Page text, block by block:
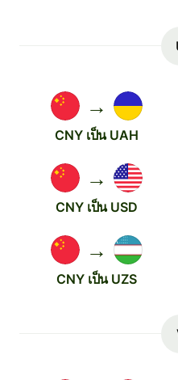
→
CNY เป็น UAH
→
CNY เป็น USD
→
CNY เป็น UZS